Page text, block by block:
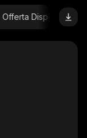
Offerta Disponibile